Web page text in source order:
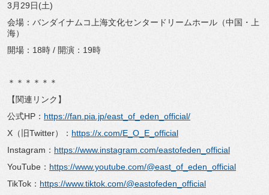
3月29日(土)
会場：バンダイナムコ上海文化センタードリームホール（中国・上
海）
開場：18時 / 開演：19時
＊＊＊＊＊＊
【関連リンク】
公式HP： https://fan.pia.jp/east_of_eden_official/
X（旧Twitter）： https://x.com/E_O_E_official
Instagram： https://www.instagram.com/eastofeden_official
YouTube： https://www.youtube.com/@east_of_eden_official
TikTok： https://www.tiktok.com/@eastofeden_official